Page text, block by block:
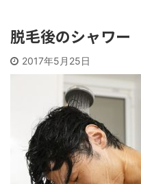
脱毛後のシャワー
2017年5月25日